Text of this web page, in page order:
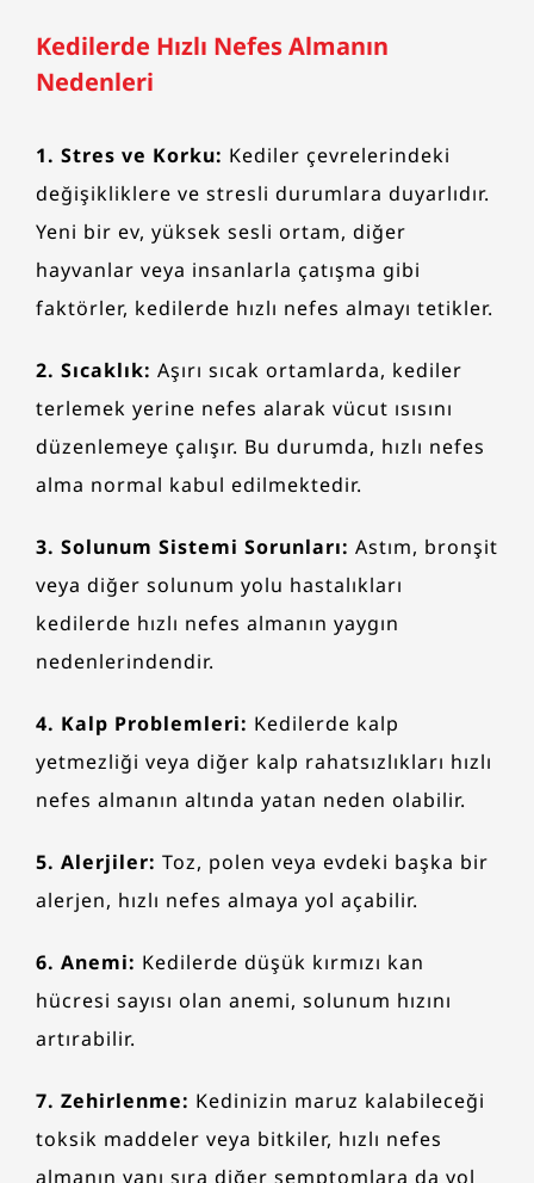
Kedilerde Hızlı Nefes Almanın
Nedenleri
1. Stres ve Korku: Kediler çevrelerindeki
değişikliklere ve stresli durumlara duyarlıdır.
Yeni bir ev, yüksek sesli ortam, diğer
hayvanlar veya insanlarla çatışma gibi
faktörler, kedilerde hızlı nefes almayı tetikler.
2. Sıcaklık: Aşırı sıcak ortamlarda, kediler
terlemek yerine nefes alarak vücut ısısını
düzenlemeye çalışır. Bu durumda, hızlı nefes
alma normal kabul edilmektedir.
3. Solunum Sistemi Sorunları: Astım, bronşit
veya diğer solunum yolu hastalıkları
kedilerde hızlı nefes almanın yaygın
nedenlerindendir.
4. Kalp Problemleri: Kedilerde kalp
yetmezliği veya diğer kalp rahatsızlıkları hızlı
nefes almanın altında yatan neden olabilir.
5. Alerjiler: Toz, polen veya evdeki başka bir
alerjen, hızlı nefes almaya yol açabilir.
6. Anemi: Kedilerde düşük kırmızı kan
hücresi sayısı olan anemi, solunum hızını
artırabilir.
7. Zehirlenme: Kedinizin maruz kalabileceği
toksik maddeler veya bitkiler, hızlı nefes
almanın yanı sıra diğer semptomlara da yol